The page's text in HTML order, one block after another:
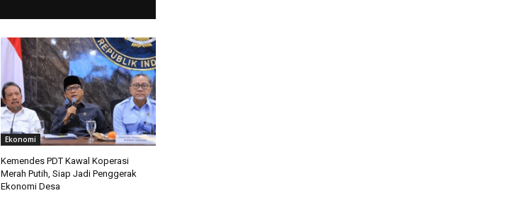
Ekonomi
Kemendes PDT Kawal Koperasi
Merah Putih, Siap Jadi Penggerak
Ekonomi Desa